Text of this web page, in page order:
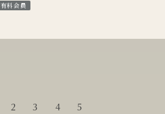
有料会員
2 3 4 5